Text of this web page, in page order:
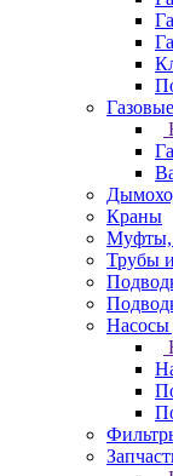
Краны
Муфты,
Трубы
Насосы